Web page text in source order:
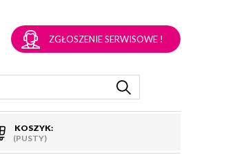
KOSZYK:
(PUSTY)
ZGŁOSZENIE SERWISOWE !